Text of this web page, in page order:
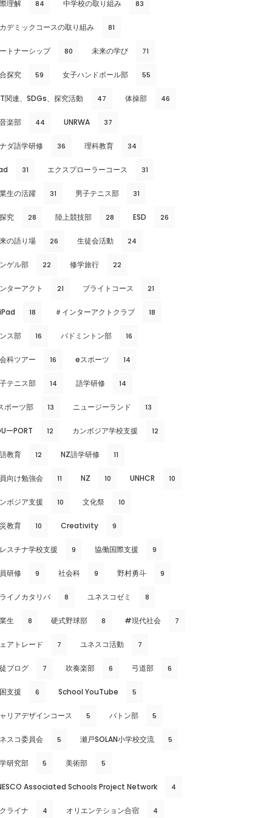
理解 84 中学校の取り組み 83
デミックコースの取り組み 81
トナーシップ 80 未来の学び 71
探究 59 女子ハンドボール部 55
関連、SDGs、探究活動 47 体操部 46
楽部 44 UNRWA 37
ダ語学研修 36 理科教育 34
31 エクスプローラーコース 31
生の活躍 31 男子テニス部 31
究 28 陸上競技部 28 ESD 26
の語り場 26 生徒会活動 24
ゲル部 22 修学旅行 22
ターアクト 21 ブライトコース 21
18 ＃インターアクトクラブ 18
ス部 16 バドミントン部 16
科ツアー 16 eスポーツ 14
テニス部 14 語学研修 14
ポーツ部 13 ニュージーランド 13
ーPORT 12 カンボジア学校支援 12
教育 12 NZ語学研修 11
向け勉強会 11 NZ 10 UNHCR 10
ボジア支援 10 文化祭 10
教育 10 Creativity 9
スチナ学校支援 9 協働国際支援 9
研修 9 社会科 9 野村勇斗 9
イノカタリバ 8 ユネスコゼミ 8
生 8 硬式野球部 8 #現代社会 7
アトレード 7 ユネスコ活動 7
ブログ 7 吹奏楽部 6 弓道部 6
支援 6 School YouTube 5
リアデザインコース 5 バトン部 5
スコ委員会 5 瀬戸SOLAN小学校交流 5
研究部 5 美術部 5
Associated Schools Project Network 4
ライナ 4 オリエンテション合宿 4